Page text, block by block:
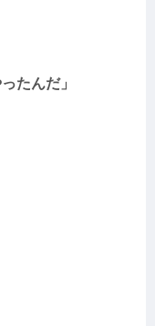
たんだ」